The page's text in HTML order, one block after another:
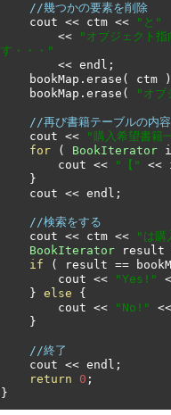
//幾つかの要素を削除
    cout
<< ctm <<
"と"
<<
"オブジェクト
す・・・"
<< endl ;
    bookMap
. erase ( ctm
    bookMap
. erase ( "オブ
//再び書籍テーブルの内
    cout
<< "購入希望書籍
for
( BookIterator
        cout
<< "【" <<
}
    cout
<< endl ;
//検索をする
    cout
<< ctm << "は購
BookIterator result
if
( result ==
        cout
<< "Yes!"
} else
{
        cout
<< "No!" <<
}
//終了
    cout
<< endl ;
return
0 ;
}